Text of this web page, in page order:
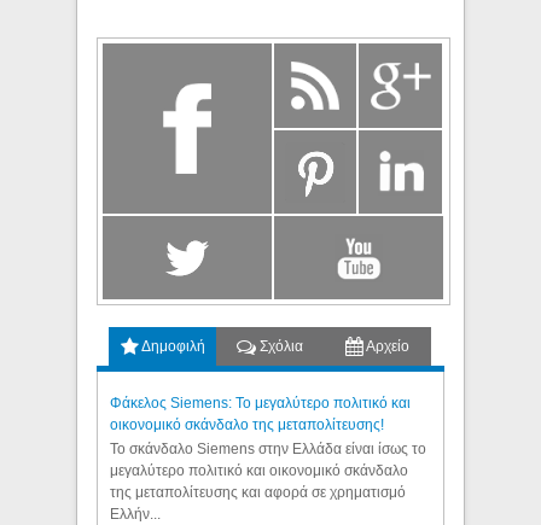
Δημοφιλή Σχόλια Αρχείο
Φάκελος Siemens: Το μεγαλύτερο πολιτικό και
οικονομικό σκάνδαλο της μεταπολίτευσης!
Το σκάνδαλο Siemens στην Ελλάδα είναι ίσως το
μεγαλύτερο πολιτικό και οικονομικό σκάνδαλο
της μεταπολίτευσης και αφορά σε χρηματισμό
Ελλήν...